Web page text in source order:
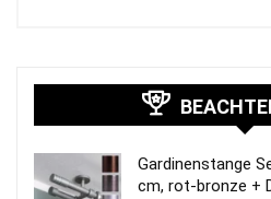
Gardinenstange
cm, rot-bronze +